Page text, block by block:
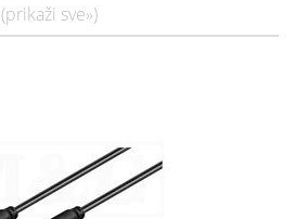
(prikaži sve»)